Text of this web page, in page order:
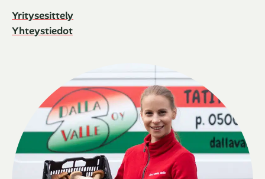
Yritysesittely
Yhteystiedot